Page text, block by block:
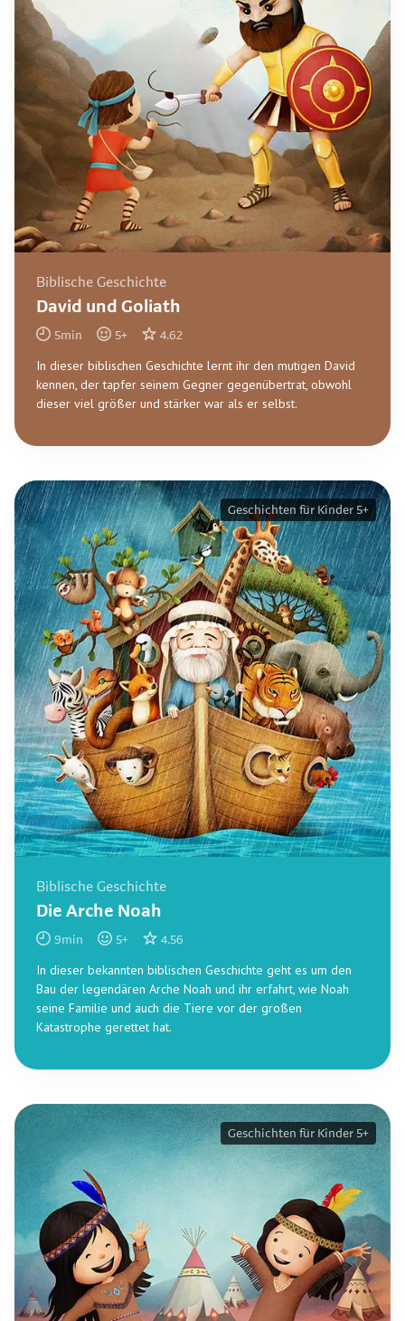
Biblische Geschichte
David und Goliath
5min 5+ 4.62
In dieser biblischen Geschichte lernt ihr den mutigen David
kennen, der tapfer seinem Gegner gegenübertrat, obwohl
dieser viel größer und stärker war als er selbst.
Biblische Geschichte
Die Arche Noah
9min 5+ 4.56
In dieser bekannten biblischen Geschichte geht es um den
Bau der legendären Arche Noah und ihr erfahrt, wie Noah
seine Familie und auch die Tiere vor der großen
Katastrophe gerettet hat.
Geschichten für Kinder 5+
Geschichten für Kinder 5+